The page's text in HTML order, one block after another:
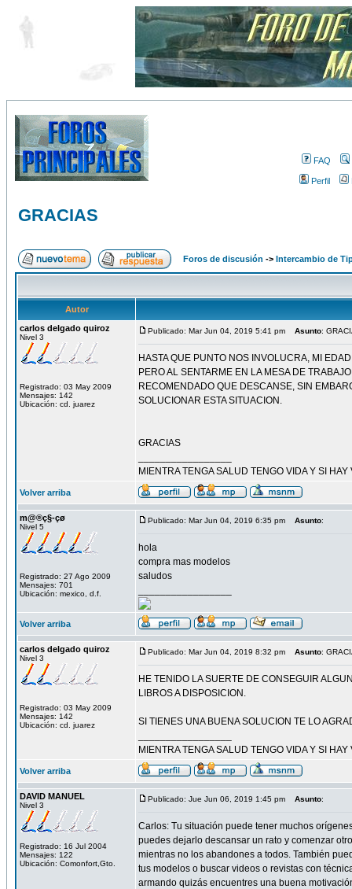
FAQ
Perfil
GRACIAS
Foros de discusión -> Intercambio de
Autor
carlos delgado quiroz
Nivel 3
Registrado: 03 May 2009
Mensajes: 142
Ubicación: cd. juarez
Publicado: Mar Jun 04, 2019 5:41 pm Asunto:
HASTA QUE PUNTO NOS INVOLUCRA, MI
PERO AL SENTARME EN LA MESA DE
RECOMENDADO QUE DESCANSE, SIN
SOLUCIONAR ESTA SITUACION.
GRACIAS
MIENTRA TENGA SALUD TENGO VIDA Y SI HAY
Volver arriba
m@®ç§-çø
Nivel 5
Registrado: 27 Ago 2009
Mensajes: 701
Ubicación: mexico, d.f.
Publicado: Mar Jun 04, 2019 6:35 pm Asunto:
hola
compra mas modelos
saludos
Volver arriba
carlos delgado quiroz
Nivel 3
Registrado: 03 May 2009
Mensajes: 142
Ubicación: cd. juarez
Publicado: Mar Jun 04, 2019 8:32 pm Asunto:
HE TENIDO LA SUERTE DE CONSEGUIR
LIBROS A DISPOSICION.
SI TIENES UNA BUENA SOLUCION TE LO
MIENTRA TENGA SALUD TENGO VIDA Y SI HAY
Volver arriba
DAVID MANUEL
Nivel 3
Registrado: 16 Jul 2004
Mensajes: 122
Ubicación: Comonfort,Gto.
Publicado: Jue Jun 06, 2019 1:45 pm Asunto:
Carlos: Tu situación puede tener muchos
puedes dejarlo descansar un rato y comenzar
mientras no los abandones a todos. También
tus modelos o buscar videos o revistas con
armando quizás encuentres una buena